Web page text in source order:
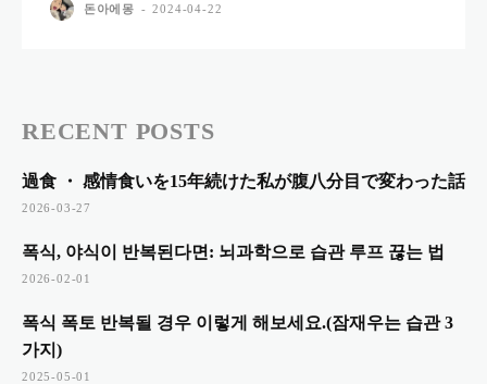
돈아에몽 - 2024-04-22
RECENT POSTS
過食 ・ 感情食いを15年続けた私が腹八分目で変わった話
2026-03-27
폭식, 야식이 반복된다면: 뇌과학으로 습관 루프 끊는 법
2026-02-01
폭식 폭토 반복될 경우 이렇게 해보세요.(잠재우는 습관 3
가지)
2025-05-01